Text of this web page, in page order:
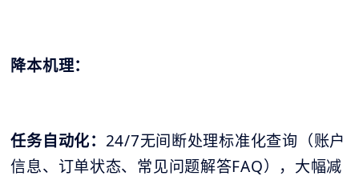
降本机理：
任务自动化： 24/7无间断处理标准化查询（账户
信息、订单状态、常见问题解答FAQ），大幅减